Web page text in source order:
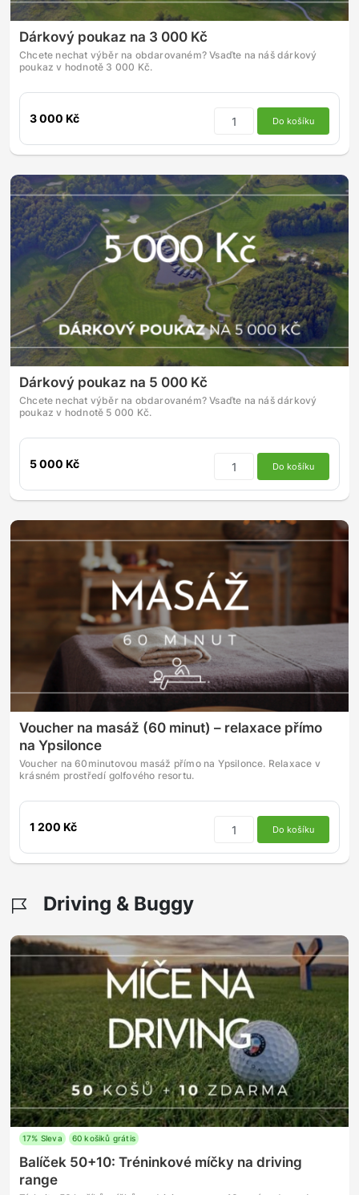
Dárkový poukaz na 3 000 Kč
Chcete nechat výběr na obdarovaném? Vsaďte na náš dárkový
poukaz v hodnotě 3 000 Kč.
3 000 Kč Do košíku
Dárkový poukaz na 5 000 Kč
Chcete nechat výběr na obdarovaném? Vsaďte na náš dárkový
poukaz v hodnotě 5 000 Kč.
5 000 Kč Do košíku
Voucher na masáž (60 minut) – relaxace přímo
na Ypsilonce
Voucher na 60minutovou masáž přímo na Ypsilonce. Relaxace v
krásném prostředí golfového resortu.
1 200 Kč Do košíku
Driving & Buggy
17% Sleva 60 košiků grátis
Balíček 50+10: Tréninkové míčky na driving
range